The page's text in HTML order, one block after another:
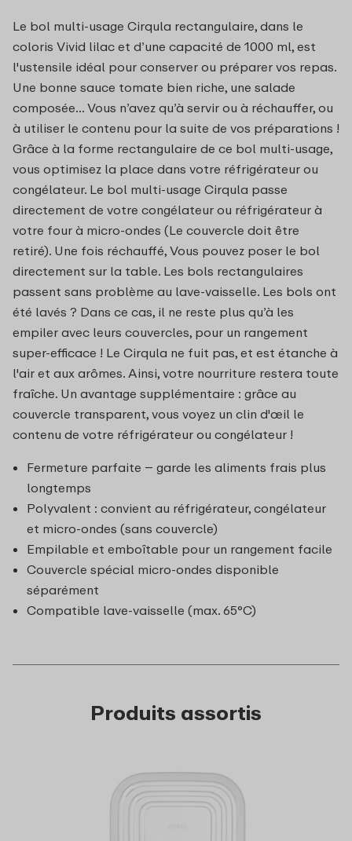
Le bol multi-usage Cirqula rectangulaire, dans le
coloris Vivid lilac et d’une capacité de 1000 ml, est
l'ustensile idéal pour conserver ou préparer vos repas.
Une bonne sauce tomate bien riche, une salade
composée... Vous n’avez qu’à servir ou à réchauffer, ou
à utiliser le contenu pour la suite de vos préparations !
Grâce à la forme rectangulaire de ce bol multi-usage,
vous optimisez la place dans votre réfrigérateur ou
congélateur. Le bol multi-usage Cirqula passe
directement de votre congélateur ou réfrigérateur à
votre four à micro-ondes (Le couvercle doit être
retiré). Une fois réchauffé, Vous pouvez poser le bol
directement sur la table. Les bols rectangulaires
passent sans problème au lave-vaisselle. Les bols ont
été lavés ? Dans ce cas, il ne reste plus qu’à les
empiler avec leurs couvercles, pour un rangement
super-efficace ! Le Cirqula ne fuit pas, et est étanche à
l'air et aux arômes. Ainsi, votre nourriture restera toute
fraîche. Un avantage supplémentaire : grâce au
couvercle transparent, vous voyez un clin d'œil le
contenu de votre réfrigérateur ou congélateur !
Fermeture parfaite – garde les aliments frais plus
longtemps
Polyvalent : convient au réfrigérateur, congélateur
et micro-ondes (sans couvercle)
Empilable et emboîtable pour un rangement facile
Couvercle spécial micro-ondes disponible
séparément
Compatible lave-vaisselle (max. 65°C)
Produits assortis